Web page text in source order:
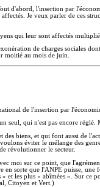
d'abord, l'insertion par
Je veux parler de ces
qui leur sont affectés
de charges sociales
moitié au mois de juin.
de l'insertion par
seul, qui n'est pas encore réglé.
des biens, et qui font aussi de
éviter le mélange des
révolutionner le secteur.
moi sur ce point, que
en sorte que l'ANPE puisse,
» et les plus « abîmées ». Sur
Citoyen et Vert.)